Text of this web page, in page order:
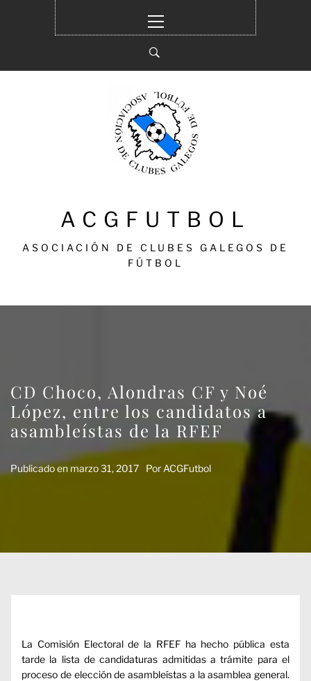
principal
ACGFUTBOL
ASOCIACIÓN DE CLUBES GALEGOS DE
FÚTBOL
CD Choco, Alondras CF y Noé
López, entre los candidatos a
asambleístas de la RFEF
Publicado en marzo 31, 2017 Por ACGFutbol
La Comisión Electoral de la RFEF ha hecho pública esta
tarde la lista de candidaturas admitidas a trámite para el
proceso de elección de asambleístas a la asamblea general.